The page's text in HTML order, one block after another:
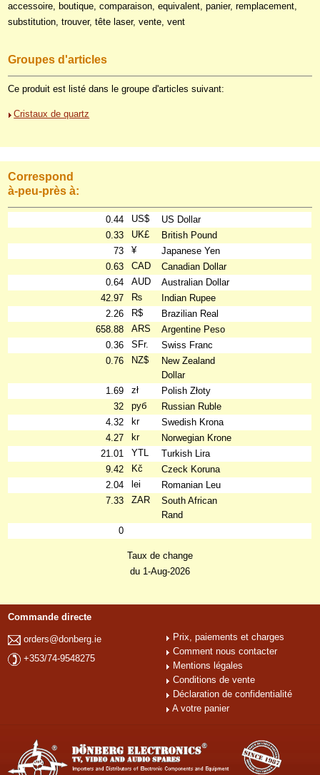
accessoire, boutique, comparaison, equivalent, panier, remplacement,
substitution, trouver, tête laser, vente, vent
Groupes d'articles
Ce produit est listé dans le groupe d'articles suivant:
Cristaux de quartz
Correspond
à-peu-près à:
0.44 US$
US Dollar
0.33
UK£
British Pound
73
¥
Japanese Yen
0.63
CAD
Canadian Dollar
0.64
AUD
Australian Dollar
42.97
₨
Indian Rupee
2.26
R$
Brazilian Real
658.88
ARS
Argentine Peso
0.36
SFr.
Swiss Franc
0.76
NZ$
New Zealand
Dollar
1.69
zł
Polish Złoty
32
руб
Russian Ruble
4.32
kr
Swedish Krona
4.27
kr
Norwegian Krone
21.01
YTL
Turkish Lira
9.42
Kč
Czeck Koruna
2.04
lei
Romanian Leu
7.33
ZAR
South African
Rand
0
Taux de change
du 1-Aug-2026
Commande directe
orders@donberg.ie
+353/74-9548275
Prix, paiements et charges
Comment nous contacter
Mentions légales
Conditions de vente
Déclaration de confidentialité
A votre panier